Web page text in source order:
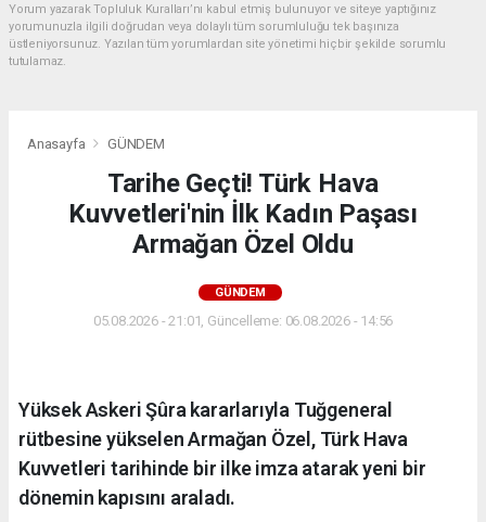
Yorum yazarak Topluluk Kuralları’nı kabul etmiş bulunuyor ve siteye yaptığınız
yorumunuzla ilgili doğrudan veya dolaylı tüm sorumluluğu tek başınıza
üstleniyorsunuz. Yazılan tüm yorumlardan site yönetimi hiçbir şekilde sorumlu
tutulamaz.
Anasayfa GÜNDEM
Tarihe Geçti! Türk Hava
Kuvvetleri'nin İlk Kadın Paşası
Armağan Özel Oldu
GÜNDEM
05.08.2026 - 21:01, Güncelleme: 06.08.2026 - 14:56
Yüksek Askeri Şûra kararlarıyla Tuğgeneral
rütbesine yükselen Armağan Özel, Türk Hava
Kuvvetleri tarihinde bir ilke imza atarak yeni bir
dönemin kapısını araladı.